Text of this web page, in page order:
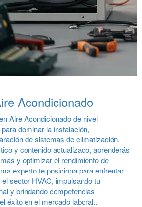
Acondicionado
Aire Acondicionado de nivel
dominar la instalación,
de sistemas de climatización.
y contenido actualizado, aprenderás
y optimizar el rendimiento de
experto te posiciona para enfrentar
sector HVAC, impulsando tu
y brindando competencias
éxito en el mercado laboral..